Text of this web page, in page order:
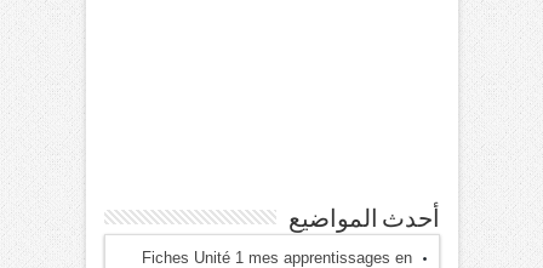
أحدث المواضيع
Fiches Unité 1 mes apprentissages en